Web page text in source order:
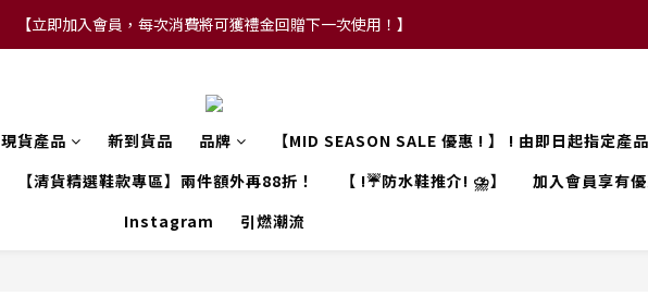
【FLASH SALE 兩件指定現貨產品即享88折】
【立即加入會員，每次消費將可獲禮金回贈下一次使用！】
現貨產品 新到貨品 品牌
【MID SEASON SALE 優惠 ! 】 ! 由即日起指定產
【清貨精選鞋款專區】兩件額外再88折！ 【 !☔防水鞋推介! ⛈️】 加入會員享有
Instagram
引燃潮流